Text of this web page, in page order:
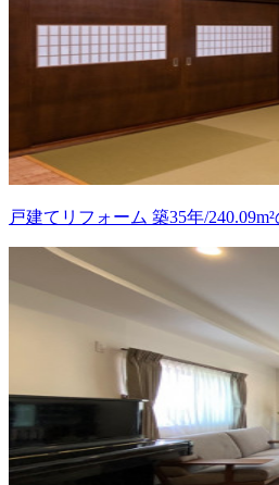
戸建てリフォーム 築35年/